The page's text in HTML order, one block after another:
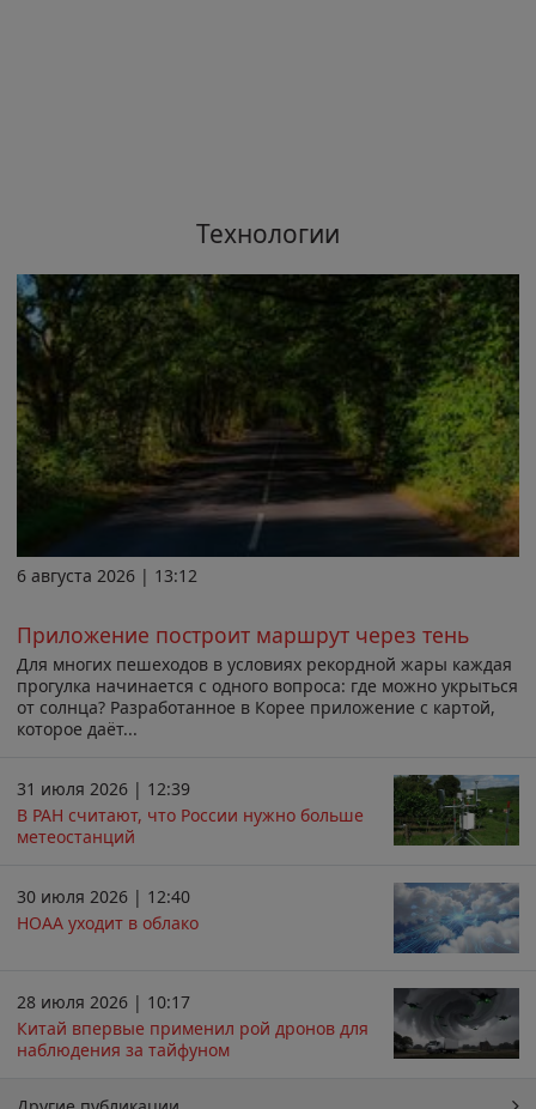
Технологии
6 августа 2026 | 13:12
Приложение построит маршрут через тень
Для многих пешеходов в условиях рекордной жары каждая
прогулка начинается с одного вопроса: где можно укрыться
от солнца? Разработанное в Корее приложение с картой,
которое даёт...
31 июля 2026 | 12:39
В РАН считают, что России нужно больше
метеостанций
30 июля 2026 | 12:40
НОАА уходит в облако
28 июля 2026 | 10:17
Китай впервые применил рой дронов для
наблюдения за тайфуном